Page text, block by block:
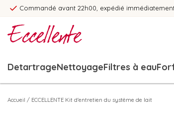
Commandé avant 22h00, expédié
DetartrageNettoyageFiltres à eau
Accueil / ECCELLENTE Kit d'entretien du système de lait